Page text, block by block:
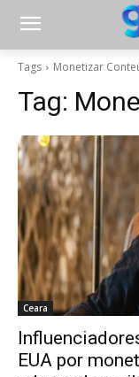
Tags Monetizar
Tag:
Ceara
EUA por